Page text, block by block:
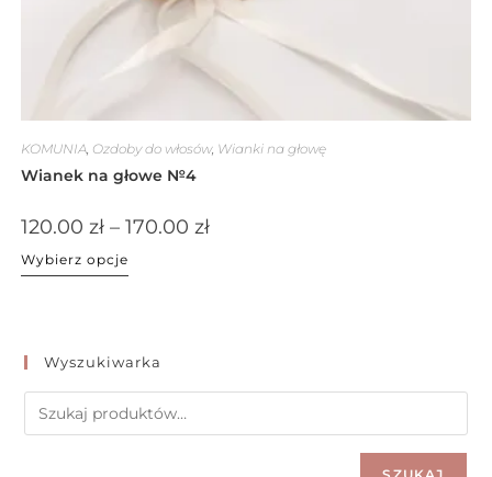
KOMUNIA, Ozdoby do włosów, Wianki na głowę
Wianek na głowe №4
120.00 zł – 170.00 zł
Wybierz opcje
Wyszukiwarka